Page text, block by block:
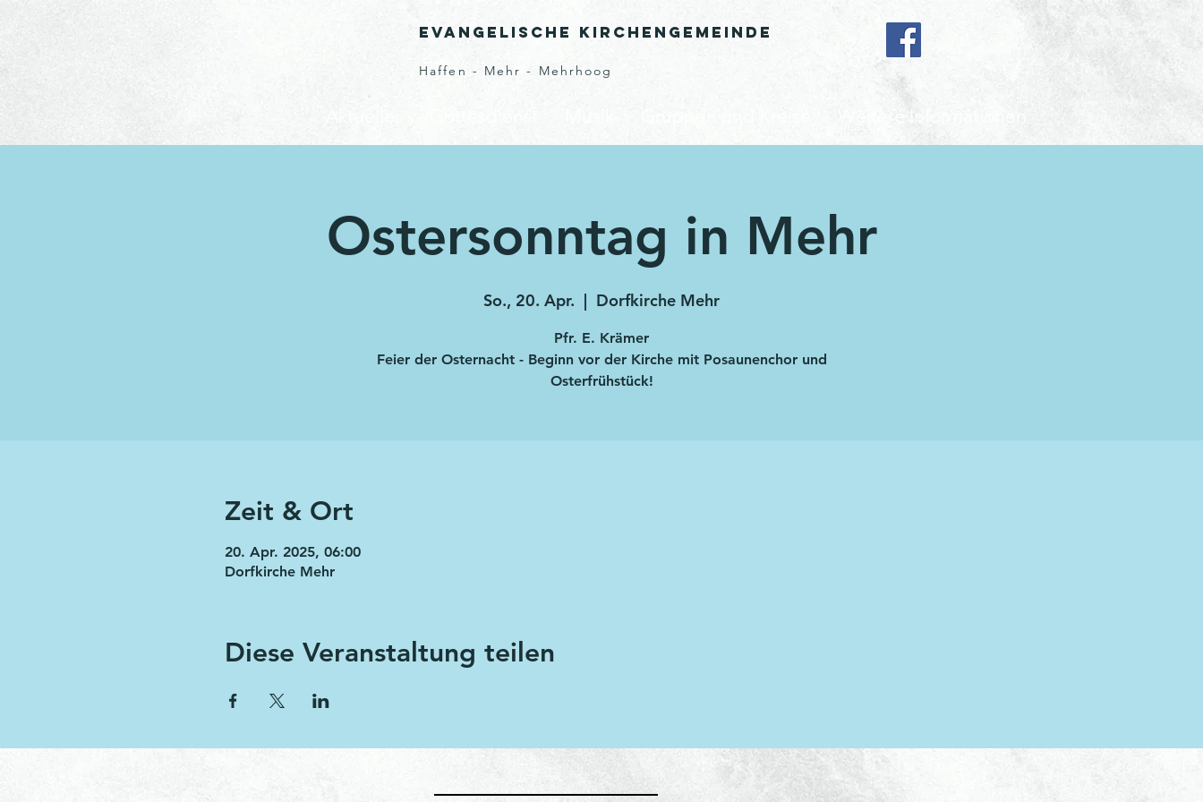
Evangelische Kirchengemeinde
Haffen - Mehr - Mehrhoog
Gruppen und Kreise Weitere Informationen
Ostersonntag in Mehr
So., 20. Apr.
  |
Dorfkirche Mehr
Pfr. E. Krämer
Feier der Osternacht - Beginn vor der Kirche mit Posaunenchor und
Osterfrühstück!
Zeit & Ort
20. Apr. 2025, 06:00
Dorfkirche Mehr
Diese Veranstaltung teilen